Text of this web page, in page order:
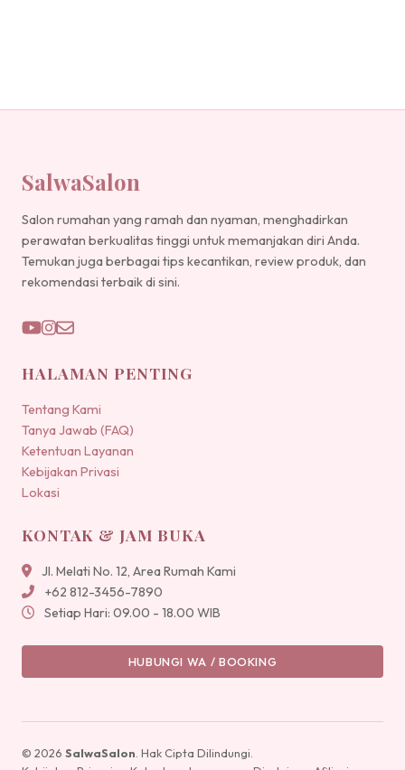
SalwaSalon
Salon rumahan yang ramah dan nyaman, menghadirkan
perawatan berkualitas tinggi untuk memanjakan diri Anda.
Temukan juga berbagai tips kecantikan, review produk, dan
rekomendasi terbaik di sini.
HALAMAN PENTING
Tentang Kami
Tanya Jawab (FAQ)
Ketentuan Layanan
Kebijakan Privasi
Lokasi
KONTAK & JAM BUKA
Jl. Melati No. 12, Area Rumah Kami
+62 812-3456-7890
Setiap Hari: 09.00 - 18.00 WIB
HUBUNGI WA / BOOKING
© 2026 SalwaSalon . Hak Cipta Dilindungi.